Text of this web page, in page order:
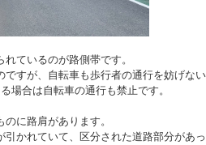
ているのが路側帯です。
ですが、自転車も歩行者の通行を妨げな
場合は自転車の通行も禁止です。
に路肩があります。
引かれていて、区分された道路部分があ